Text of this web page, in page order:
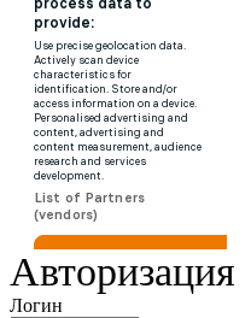
Авторизация
Логин